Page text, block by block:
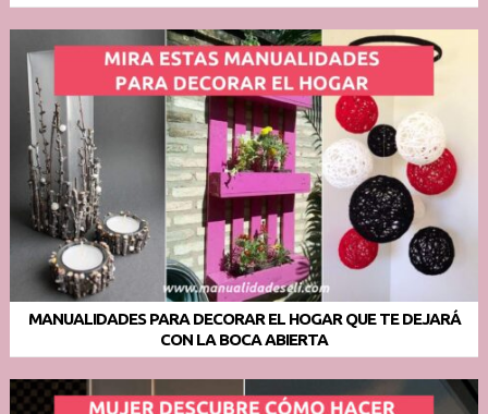
MANUALIDADES PARA DECORAR EL HOGAR QUE TE DEJARÁ
CON LA BOCA ABIERTA